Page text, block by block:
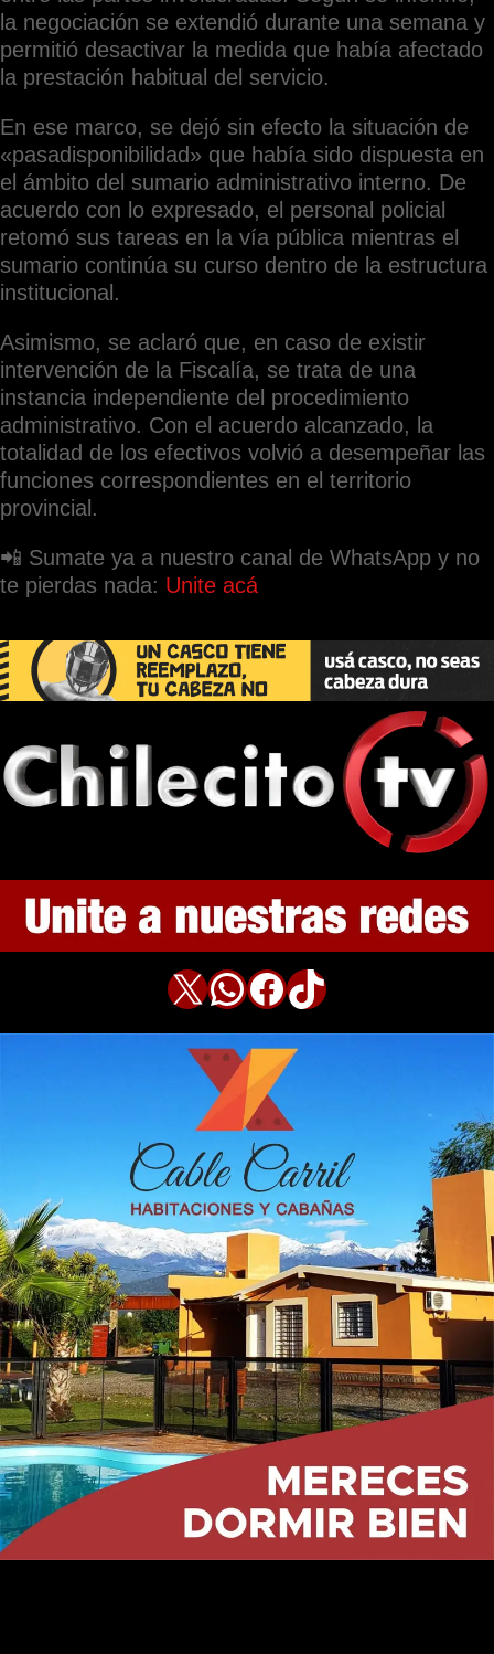
la negociación se extendió durante una semana y
permitió desactivar la medida que había afectado
la prestación habitual del servicio.
En ese marco, se dejó sin efecto la situación de
«pasadisponibilidad» que había sido dispuesta en
el ámbito del sumario administrativo interno. De
acuerdo con lo expresado, el personal policial
retomó sus tareas en la vía pública mientras el
sumario continúa su curso dentro de la estructura
institucional.
Asimismo, se aclaró que, en caso de existir
intervención de la Fiscalía, se trata de una
instancia independiente del procedimiento
administrativo. Con el acuerdo alcanzado, la
totalidad de los efectivos volvió a desempeñar las
funciones correspondientes en el territorio
provincial.
📲 Sumate ya a nuestro canal de WhatsApp y no
te pierdas nada: Unite acá
X WhatsApp Facebook TikTok